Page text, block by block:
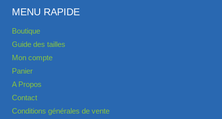
MENU RAPIDE
Boutique
Guide des tailles
Mon compte
Panier
A Propos
Contact
Conditions générales de vente